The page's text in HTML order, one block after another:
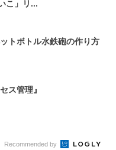
こ」リ...
トボトル水鉄砲の作り方
ス管理』
Recommended by